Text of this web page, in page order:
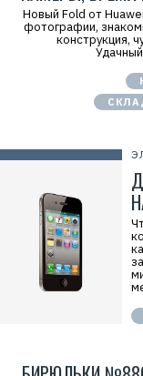
Новый Fold от
фотографии,
конструкция,